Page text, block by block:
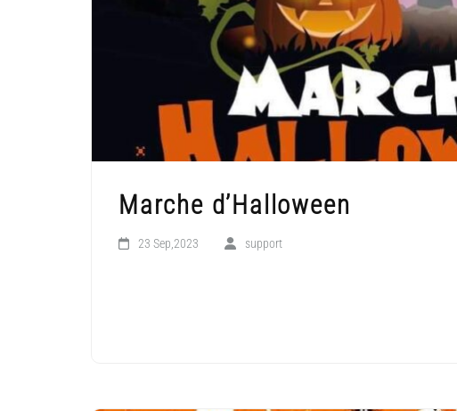
Marche d’Halloween
23 Sep,2023 support